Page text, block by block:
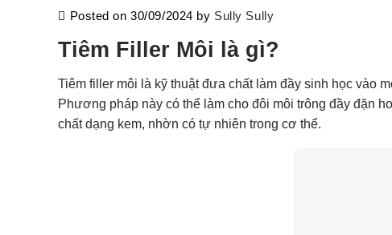
Posted on30/09/2024 by Sully Sully
Tiêm Filler Môi là gì?
Tiêm filler môi là kỹ thuật đưa chất làm đầy sinh học vào
Phương pháp này có thể làm cho đôi môi trông đầy đặn
chất dạng kem, nhờn có tự nhiên trong cơ thể.